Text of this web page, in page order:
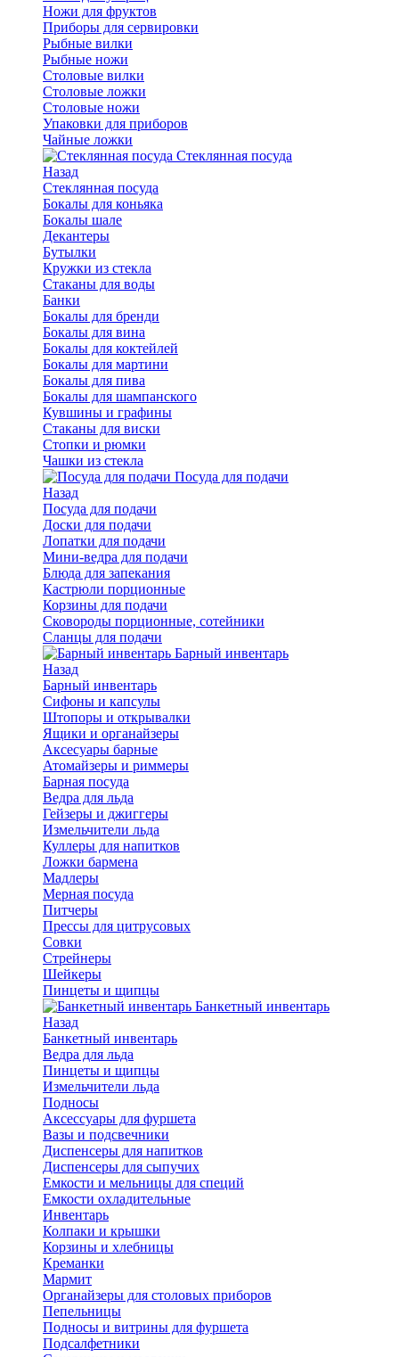
Ножи для фруктов
Приборы для сервировки
Рыбные вилки
Рыбные ножи
Столовые вилки
Столовые ложки
Столовые ножи
Упаковки для приборов
Чайные ложки
Стеклянная посуда
Назад
Стеклянная посуда
Бокалы для коньяка
Бокалы шале
Декантеры
Бутылки
Кружки из стекла
Стаканы для воды
Банки
Бокалы для бренди
Бокалы для вина
Бокалы для коктейлей
Бокалы для мартини
Бокалы для пива
Бокалы для шампанского
Кувшины и графины
Стаканы для виски
Стопки и рюмки
Чашки из стекла
Посуда для подачи
Назад
Посуда для подачи
Доски для подачи
Лопатки для подачи
Мини-ведра для подачи
Блюда для запекания
Кастрюли порционные
Корзины для подачи
Сковороды порционные, сотейники
Сланцы для подачи
Барный инвентарь
Назад
Барный инвентарь
Сифоны и капсулы
Штопоры и открывалки
Ящики и органайзеры
Аксесуары барные
Атомайзеры и риммеры
Барная посуда
Ведра для льда
Гейзеры и джиггеры
Измельчители льда
Куллеры для напитков
Ложки бармена
Мадлеры
Мерная посуда
Питчеры
Прессы для цитрусовых
Совки
Стрейнеры
Шейкеры
Пинцеты и щипцы
Банкетный инвентарь
Назад
Банкетный инвентарь
Ведра для льда
Пинцеты и щипцы
Измельчители льда
Подносы
Аксессуары для фуршета
Вазы и подсвечники
Диспенсеры для напитков
Диспенсеры для сыпучих
Емкости и мельницы для специй
Емкости охладительные
Инвентарь
Колпаки и крышки
Корзины и хлебницы
Креманки
Мармит
Органайзеры для столовых приборов
Пепельницы
Подносы и витрины для фуршета
Подсалфетники